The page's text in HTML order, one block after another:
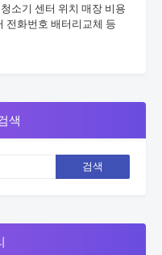
소기 센터 위치 매장 비용
전화번호 배터리교체 등
색